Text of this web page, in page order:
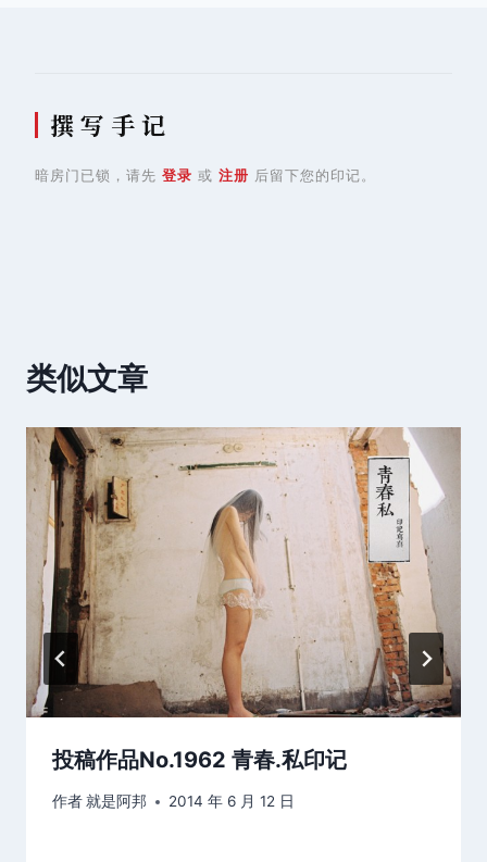
撰 写 手 记
暗房门已锁，请先 登录 或 注册 后留下您的印记。
类似文章
投稿作品No.1962 青春.私印记
作者就是阿邦 2014 年 6 月 12 日